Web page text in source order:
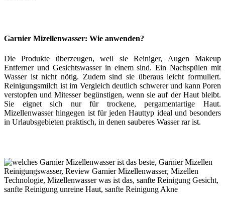
Garnier Mizellenwasser: Wie anwenden?
Die Produkte überzeugen, weil sie Reiniger, Augen Makeup
Entferner und Gesichtswasser in einem sind. Ein Nachspülen mit
Wasser ist nicht nötig. Zudem sind sie überaus leicht formuliert.
Reinigungsmilch ist im Vergleich deutlich schwerer und kann Poren
verstopfen und Mitesser begünstigen, wenn sie auf der Haut bleibt.
Sie eignet sich nur für trockene, pergamentartige Haut.
Mizellenwasser hingegen ist für jeden Hauttyp ideal und besonders
in Urlaubsgebieten praktisch, in denen sauberes Wasser rar ist.